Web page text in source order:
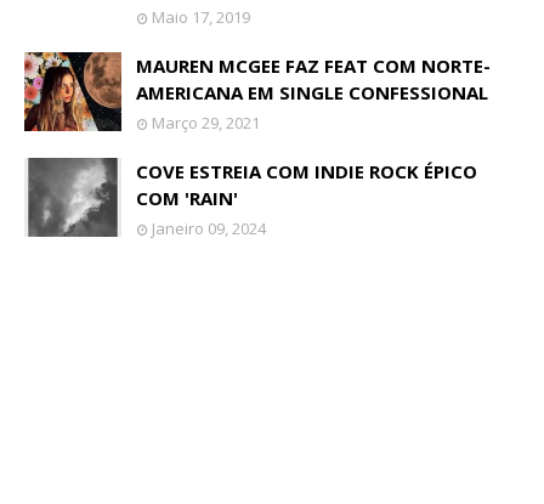
Maio 17, 2019
MAUREN MCGEE FAZ FEAT COM NORTE-
AMERICANA EM SINGLE CONFESSIONAL
Março 29, 2021
COVE ESTREIA COM INDIE ROCK ÉPICO
COM 'RAIN'
Janeiro 09, 2024